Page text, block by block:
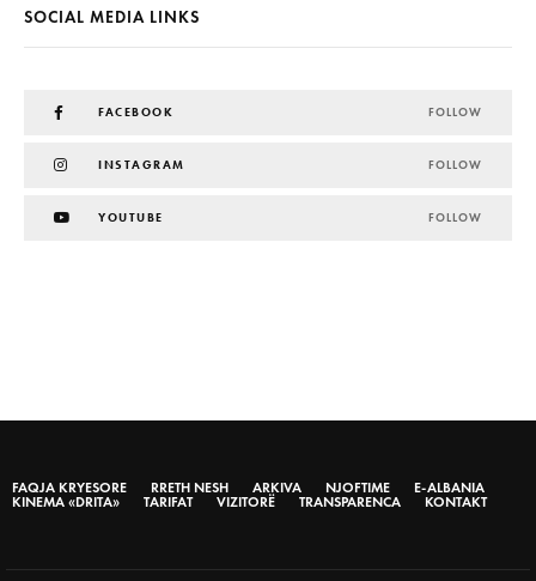
SOCIAL MEDIA LINKS
FACEBOOK FOLLOW
INSTAGRAM FOLLOW
YOUTUBE FOLLOW
FAQJA KRYESORE RRETH NESH ARKIVA NJOFTIME
E-ALBANIA
KINEMA «DRITA»
TARIFAT VIZITORË TRANSPARENCA KONTAKT